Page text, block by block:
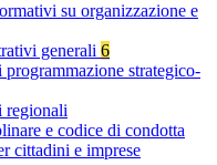
su organizzazione e
generali 6
strategico-
regionali
e codice di condotta
cittadini e imprese